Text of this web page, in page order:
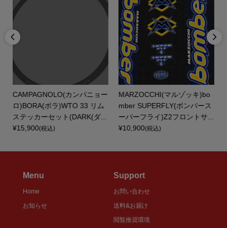

CAMPAGNOLO(カンパニョー
ロ)BORA(ボラ)WTO 33 リム
ステッカーセット(DARK(ダ...
¥15,900(税込)
MARZOCCHI(マルゾッキ)bo
mber SUPERFLY(ボンバース
ーパーフライ)Z2フロントサ...
¥10,900(税込)

Menu
Home
お知らせ
Support
お問い合わせ
送料&お届け
閲覧推奨環境